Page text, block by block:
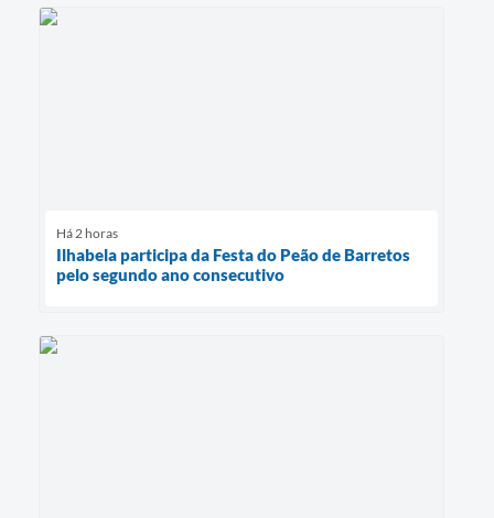
Há 2 horas
Ilhabela participa da Festa do Peão de Barretos
pelo segundo ano consecutivo